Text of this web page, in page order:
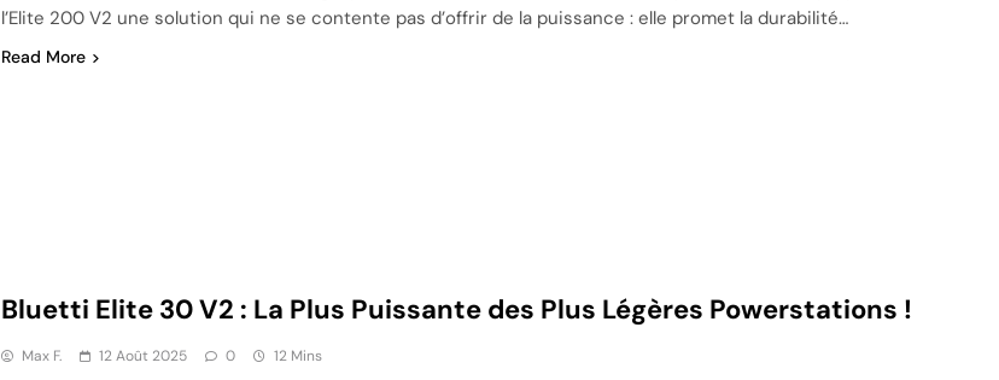
l’Elite 200 V2 une solution qui ne se contente pas d’offrir de la puissance : elle promet la durabilité…
Read More
Bluetti Elite 30 V2 : La Plus Puissante des Plus Légères Powerstations !
Max F. 12 Août 2025 0 12 Mins